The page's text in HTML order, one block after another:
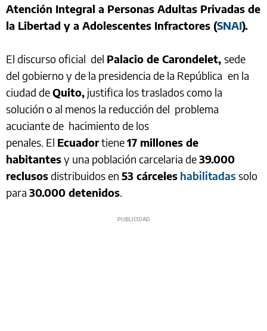
Atención Integral a Personas Adultas Privadas de
la Libertad y a Adolescentes Infractores (SNAI).
El discurso oficial del Palacio de Carondelet, sede
del gobierno y de la presidencia de la República en la
ciudad deQuito, justifica los traslados como la
solución o al menos la reducción del problema
acuciante de hacimiento de los
penales. El Ecuadortiene17 millones de
habitantesy una población carcelaria de39.000
reclusosdistribuidos en 53 cárceles habilitadas solo
para 30.000 detenidos.